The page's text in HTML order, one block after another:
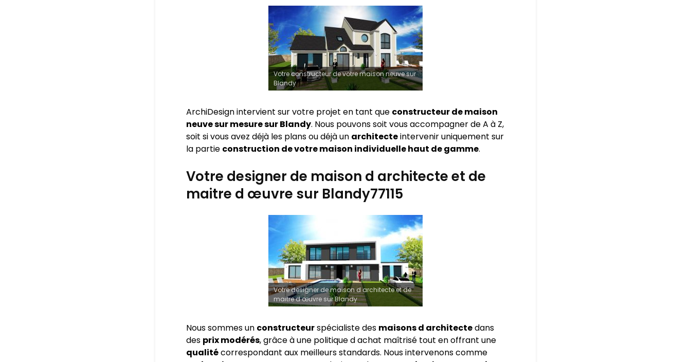
Votre constructeur de votre maison neuve sur
Blandy
ArchiDesign intervient sur votre projet en tant que constructeur de maison
neuve sur mesure surBlandy. Nous pouvons soit vous accompagner de A à Z,
soit si vous avez déjà les plans ou déjà un architecteintervenir uniquement sur
la partie construction de votre maison individuelle haut de gamme.
Votre designer de maison d architecte et de
maitre d œuvre sur Blandy77115
Votre designer de maison d architecte et de
maitre d œuvre sur Blandy
Nous sommes un constructeurspécialiste des maisons d architectedans
des prix modérés, grâce à une politique d achat maîtrisé tout en offrant une
qualitécorrespondant aux meilleurs standards. Nous intervenons comme